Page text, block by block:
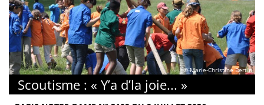
© Marie-Christine Bertin
Scoutisme : « Y’a d’la joie... »